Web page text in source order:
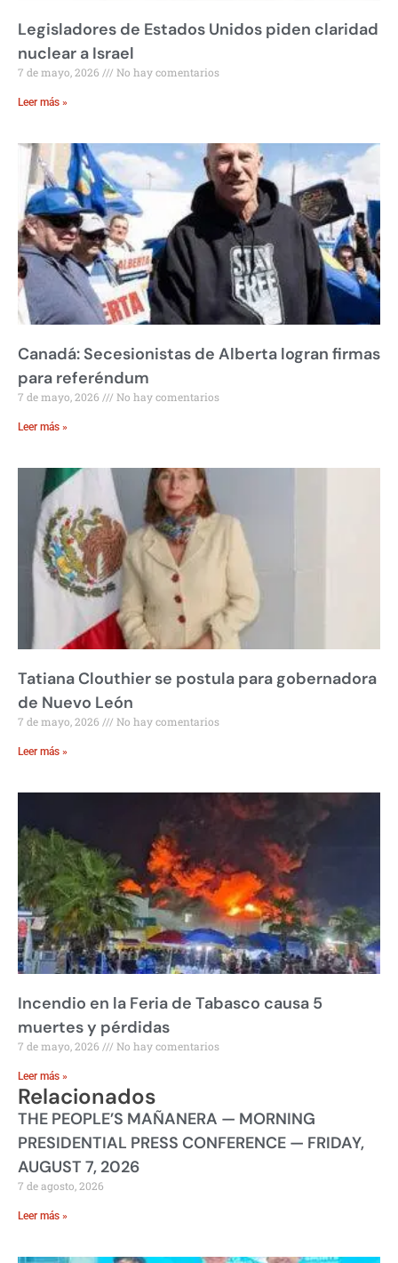
Legisladores de Estados Unidos piden claridad
nuclear a Israel
7 de mayo, 2026 No hay comentarios
Leer más »
Canadá: Secesionistas de Alberta logran firmas
para referéndum
7 de mayo, 2026 No hay comentarios
Leer más »
Tatiana Clouthier se postula para gobernadora
de Nuevo León
7 de mayo, 2026 No hay comentarios
Leer más »
Incendio en la Feria de Tabasco causa 5
muertes y pérdidas
7 de mayo, 2026 No hay comentarios
Leer más »
Relacionados
THE PEOPLE’S MAÑANERA — MORNING
PRESIDENTIAL PRESS CONFERENCE — FRIDAY,
AUGUST 7, 2026
7 de agosto, 2026
Leer más »